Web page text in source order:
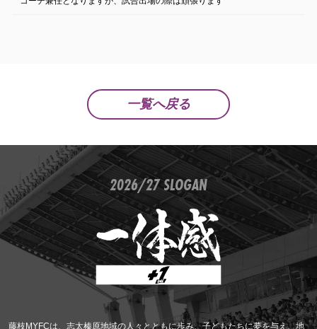
一覧へ戻る
2026/27 SLOGAN
藤枝MYFCは、志太榛原地域の人々とともに歩み、子どもたちに夢を与え、地